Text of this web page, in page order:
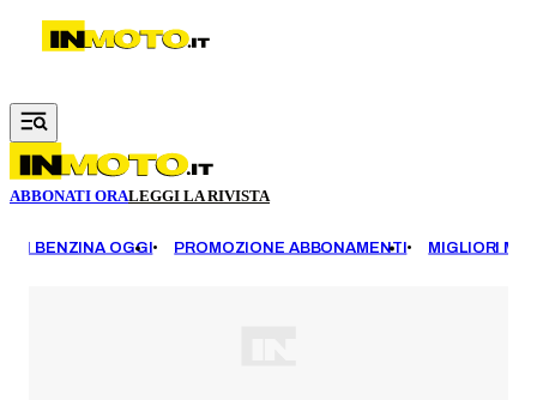
Vai al contenuto principale
ABBONATI ORALEGGI LA RIVISTA
BENZINA OGGI PROMOZIONE ABBONAMENTI MIGLIORI